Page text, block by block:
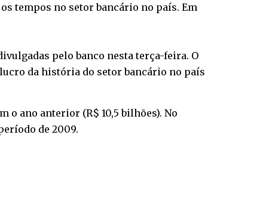
tempos no setor bancário no país. Em
pelo banco nesta terça-feira. O
da história do setor bancário no país
o ano anterior (R$ 10,5 bilhões). No
de 2009.